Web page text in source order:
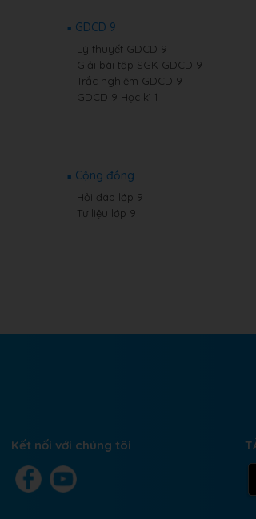
GDCD 9
Lý thuyết GDCD 9
Giải bài tập SGK GDCD 9
Trắc nghiệm GDCD 9
GDCD 9 Học kì 1
Cộng đồng
Hỏi đáp lớp 9
Tư liệu lớp 9
Kết nối với chúng tôi